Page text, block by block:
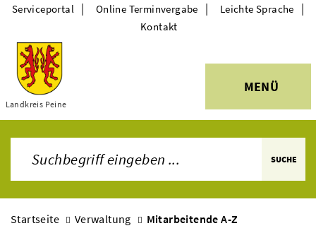
Themen
Landkreis Peine
MENÜ
Serviceportal | Online Terminvergabe | Leichte Sprache |
Kontakt
SUCHE
Startseite Verwaltung Mitarbeitende A-Z